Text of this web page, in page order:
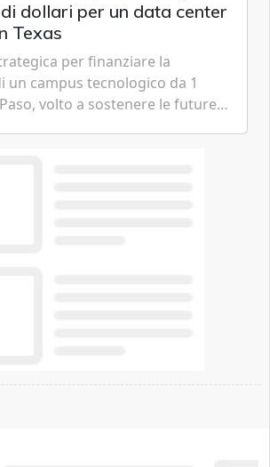
dollari per un data center
Texas
per finanziare la
un campus tecnologico da 1
volto a sostenere le future